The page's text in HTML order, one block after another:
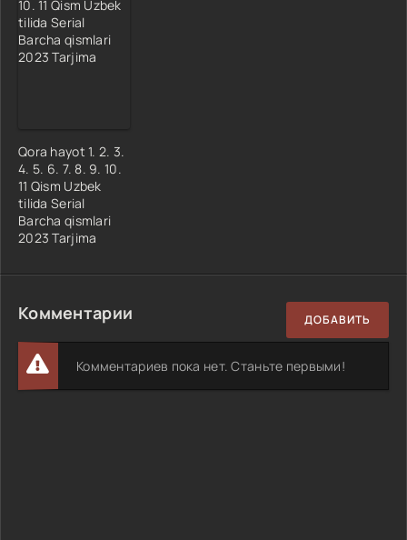
Qora hayot 1. 2. 3.
4. 5. 6. 7. 8. 9. 10.
11 Qism Uzbek
tilida Serial
Barcha qismlari
2023 Tarjima
Комментарии ДОБАВИТЬ
Комментариев пока нет. Станьте первыми!